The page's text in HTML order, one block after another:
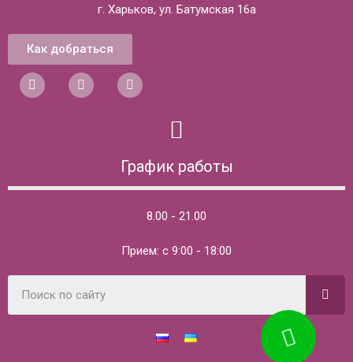
г. Харьков, ул. Батумская 16а
Как добраться
График работы
8.00 - 21.00
Прием: с 9:00 - 18:00